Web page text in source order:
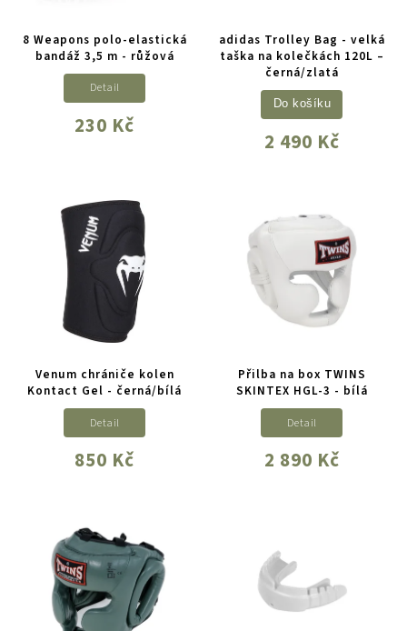
8 Weapons polo-elastická
bandáž 3,5 m - růžová
230 Kč
Detail
adidas Trolley Bag - velká
taška na kolečkách 120L –
černá/zlatá
2 490 Kč
Do košíku
Venum chrániče kolen
Kontact Gel - černá/bílá
850 Kč
Detail
Přilba na box TWINS
SKINTEX HGL-3 - bílá
2 890 Kč
Detail